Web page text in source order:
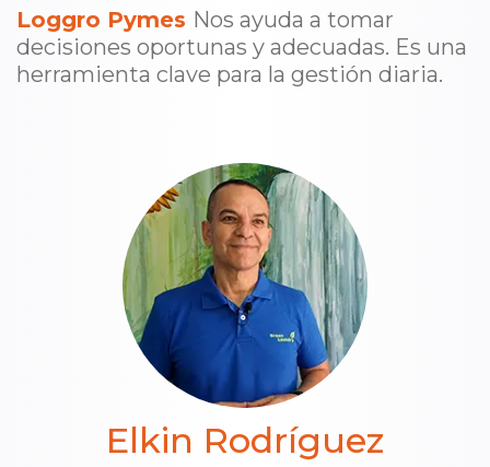
Loggro Pymes Nos ayuda a tomar
decisiones oportunas y adecuadas. Es una
herramienta clave para la gestión diaria.
Elkin Rodríguez